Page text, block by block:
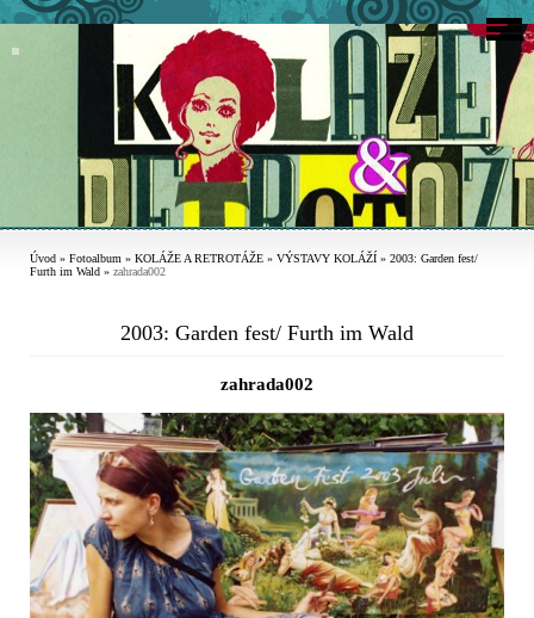
Úvod » Fotoalbum » KOLÁŽE A RETROTÁŽE » VÝSTAVY KOLÁŽÍ » 2003: Garden fest/
Furth im Wald » zahrada002
2003: Garden fest/ Furth im Wald
zahrada002